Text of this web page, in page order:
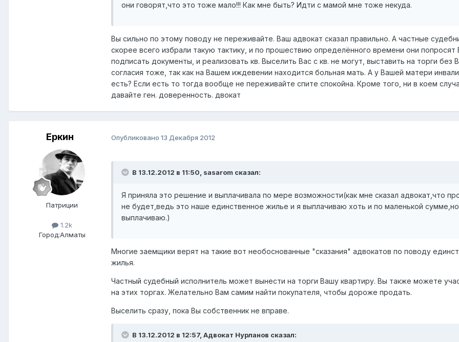
они говорят,что это тоже мало!!! Как мне быть? Идти с мамой мне тоже некуда.
Вы сильно по этому поводу не переживайте. Ваш адвокат сказал правильно. А частные
скорее всего избрали такую тактику, и по прошествию определённого времени они попросят
подписать документы, и реализовать кв. Выселить Вас с кв. не могут, выставить на торги без
согласия тоже, так как на Вашем иждевении находится больная мать. А у Вашей матери
есть? Если есть то тогда вообще не переживайте спите спокойна. Кроме того, ни в коем
давайте ген. доверенность. двокат
Еркин
Патриции
1.2k
Город:Алматы
Опубликовано 13 Декабря 2012
В 13.12.2012 в 11:50, sasarom сказал:
Я приняла это решение и выплачивала по мере возможности(как мне сказал адвокат,что
не будет,ведь это наше единственное жилье и я выплачиваю хоть и по маленькой сумме,но
выплачиваю.)
Многие заемщики верят на такие вот необоснованные "сказания" адвокатов по поводу
жилья.
Частный судебный исполнитель может вынести на торги Вашу квартиру. Вы также можете
на этих торгах. Желательно Вам самим найти покупателя, чтобы дороже продать.
Выселить сразу, пока Вы собственник не вправе.
В 13.12.2012 в 12:57, Адвокат Нурланов сказал: